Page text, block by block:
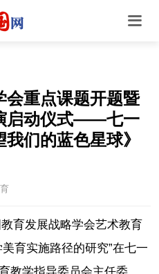
会重点课题开题暨
启动仪式——七一
们的蓝色星球》
育发展战略学会艺术教育
育实施路径的研究”在七一
教学指导委员会主任委